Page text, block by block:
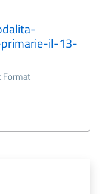
il-13-
Format